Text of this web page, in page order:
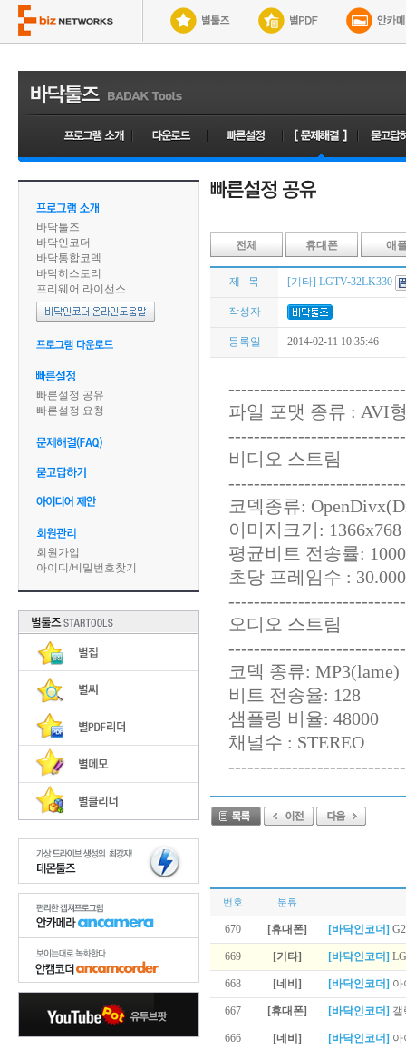
바닥툴즈
바닥인코더
바닥통합코덱
바닥히스토리
프리웨어 라이선스
빠른설정 공유
빠른설정 요청
회원가입
아이디 /비밀번호찾기
전체 휴대폰 애
제 목 [기타] LGTV-32LK330
작성자
등록일 2014-02-11 10:35:46
파일 포맷 종류 : AVI
비디오 스트림
코덱종류:
이미지크기: 1366x768
평균비트 전송률:
초당 프레임수 :
오디오 스트림
코덱 종류: MP3(lame)
비트 전송율: 128
샘플링 비율: 48000
채널수 : STEREO
번호 분류
670 [휴대폰] [바닥인코더] G2
669 [기타] [바닥인코더]
668 [네비] [바닥인코더] 아
667 [휴대폰] [바닥인코더] 갤
666 [네비] [바닥인코더] 아